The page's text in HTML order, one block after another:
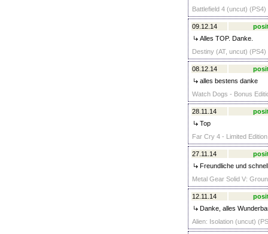
Battlefield 4 (uncut) (PS4)
09.12.14
Alles TOP. Danke.
Destiny (AT, uncut) (PS4)
08.12.14
alles bestens danke
Watch Dogs - Bonus
28.11.14
Top
Far Cry 4 - Limited
27.11.14
Freundliche und
Metal Gear Solid V:
12.11.14
Danke, alles
Alien: Isolation (uncut)